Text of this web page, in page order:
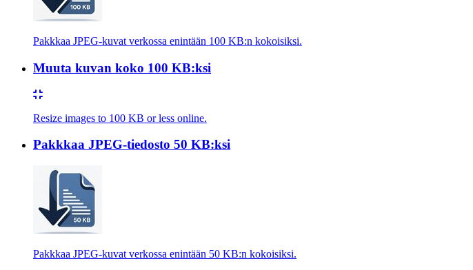
Pakkkaa JPEG-kuvat verkossa enintään 100 KB:n kokoisiksi.
Muuta kuvan koko 100 KB:ksi
Resize images to 100 KB or less online.
Pakkkaa JPEG-tiedosto 50 KB:ksi
Pakkkaa JPEG-kuvat verkossa enintään 50 KB:n kokoisiksi.